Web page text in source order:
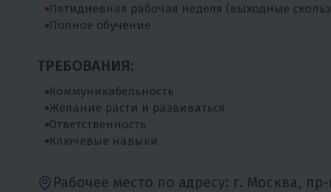
Пятидневная рабочая неделя (выходные
Полное обучение
ТРЕБОВАНИЯ:
Коммуникабельность
Желание расти и развиваться
Ответственность
Ключевые навыки
Рабочее место по адресу: г. Москва,